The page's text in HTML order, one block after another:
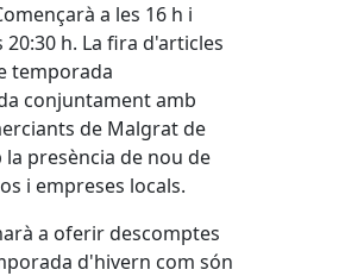
a les 16 h i
h. La fira d'articles
temporada
conjuntament amb
de Malgrat de
presència de nou de
i empreses locals.
a oferir descomptes
d'hivern com són